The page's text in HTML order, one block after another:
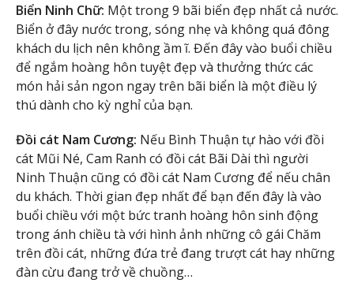
Biển Ninh Chữ: Một trong 9 bãi biển đẹp nhất cả nước.
Biển ở đây nước trong, sóng nhẹ và không quá đông
khách du lịch nên không ầm ĩ. Đến đây vào buổi chiều
để ngắm hoàng hôn tuyệt đẹp và thưởng thức các
món hải sản ngon ngay trên bãi biển là một điều lý
thú dành cho kỳ nghỉ của bạn.
Đồi cát Nam Cương: Nếu Bình Thuận tự hào với đồi
cát Mũi Né, Cam Ranh có đồi cát Bãi Dài thì người
Ninh Thuận cũng có đồi cát Nam Cương để nếu chân
du khách. Thời gian đẹp nhất để bạn đến đây là vào
buổi chiều với một bức tranh hoàng hôn sinh động
trong ánh chiều tà với hình ảnh những cô gái Chăm
trên đồi cát, những đứa trẻ đang trượt cát hay những
đàn cừu đang trở về chuồng…